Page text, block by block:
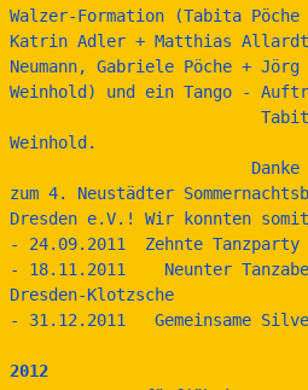
Walzer-Formation (Tabita
Katrin Adler + Matthias
Neumann, Gabriele Pöche +
Weinhold) und ein Tango -
Weinhold.
zum 4. Neustädter
Dresden e.V.! Wir konnten somit
- 24.09.2011  Zehnte
- 18.11.2011    Neunter
Dresden-Klotzsche
- 31.12.2011   Gemeinsame
2012